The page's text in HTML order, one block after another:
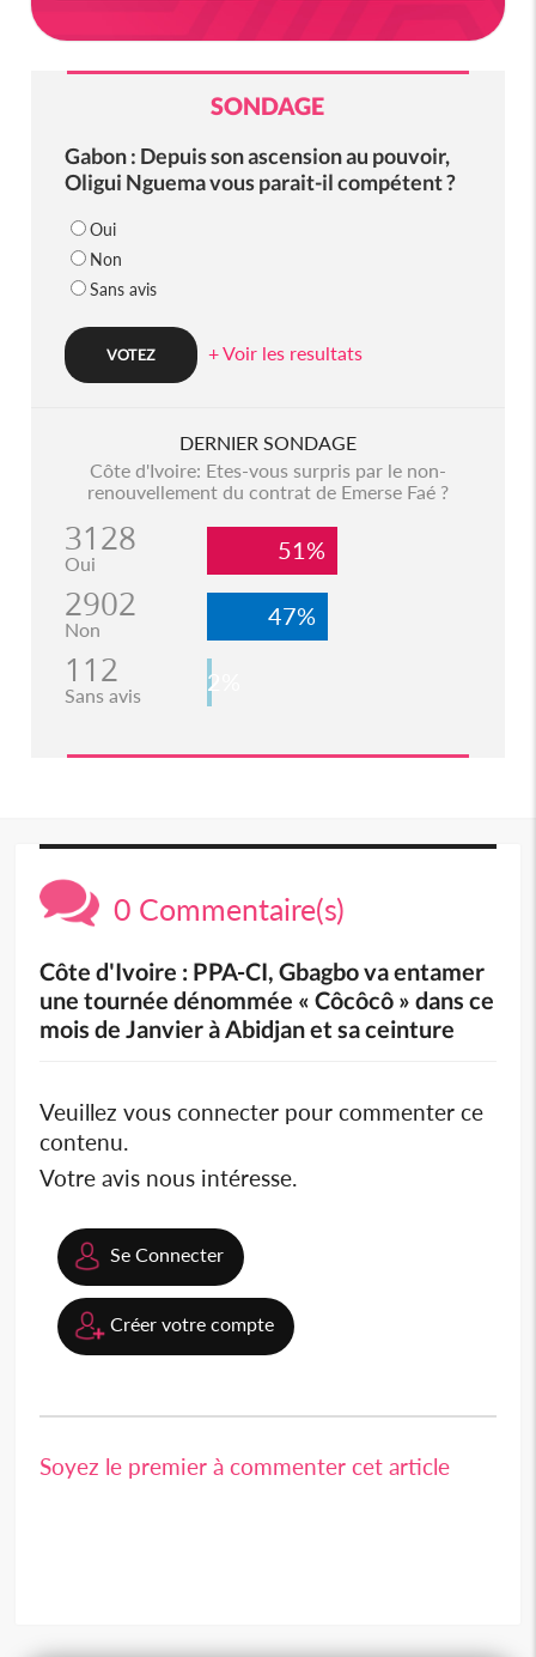
SONDAGE
Gabon : Depuis son ascension au pouvoir,
Oligui Nguema vous parait-il compétent ?
Oui
Non
Sans avis
+ Voir les resultats
DERNIER SONDAGE
Côte d'Ivoire: Etes-vous surpris par le non-
renouvellement du contrat de Emerse Faé ?
3128
Oui 51%
2902
Non 47%
112
Sans avis 2%
0 Commentaire(s)
Côte d'Ivoire : PPA-CI, Gbagbo va entamer
une tournée dénommée « Côcôcô » dans ce
mois de Janvier à Abidjan et sa ceinture
Veuillez vous connecter pour commenter ce
contenu.
Votre avis nous intéresse.
Se Connecter
Créer votre compte
Soyez le premier à commenter cet article